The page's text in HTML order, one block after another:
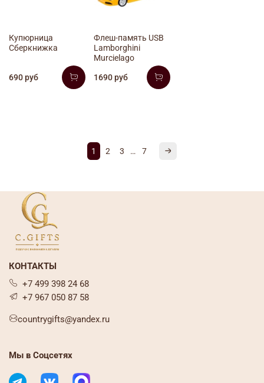
Купюрница
Сберкнижка
690 руб
Флеш-память USB
Lamborghini
Murcielago
1690 руб
1 2 3 … 7
КОНТАКТЫ
+7 499 398 24 68
+7 967 050 87 58
countrygifts@yandex.ru
Мы в Соцсетях